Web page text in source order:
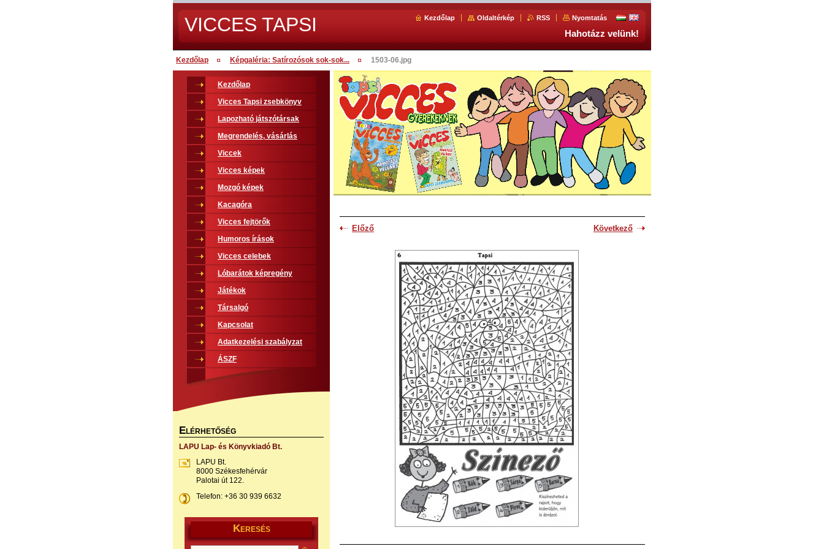
VICCES TAPSI Kezdőlap Oldaltérkép RSS Nyomtatás
Hahotázz velünk!
Kezdőlap Képgaléria: Satírozósok sok-sok... 1503-06.jpg
Előző Következő
Kezdőlap
Vicces Tapsi zsebkönyv
Lapozható játszótársak
Megrendelés, vásárlás
Viccek
Vicces képek
Mozgó képek
Kacagóra
Vicces fejtörők
Humoros írások
Vicces celebek
Lóbarátok képregény
Játékok
Társalgó
Kapcsolat
Adatkezelési szabályzat
ÁSZF
ELÉRHETŐSÉG
LAPU Lap- és Könyvkiadó Bt.
LAPU Bt.
8000 Székesfehérvár
Palotai út 122.
Telefon: +36 30 939 6632
KERESÉS